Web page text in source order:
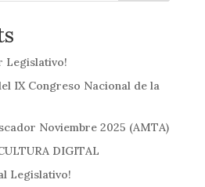
Legislativo!
IX Congreso Nacional de la
Noviembre 2025 (AMTA)
DIGITAL
Legislativo!